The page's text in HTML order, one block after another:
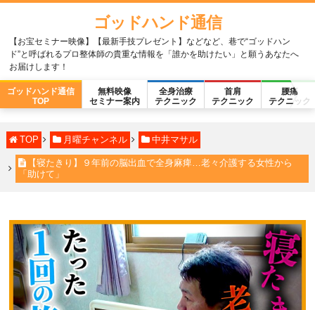
ゴッドハンド通信
【お宝セミナー映像】【最新手技プレゼント】などなど、巷で“ゴッドハン
ド”と呼ばれるプロ整体師の貴重な情報を「誰かを助けたい」と願うあなたへ
お届けします！
ゴッドハンド通信
TOP
無料映像
セミナー案内
全身治療
テクニック
首肩
テクニック
腰痛
テクニック
TOP 月曜チャンネル 中井マサル
【寝たきり】９年前の脳出血で全身麻痺…老々介護する女性から
「助けて」